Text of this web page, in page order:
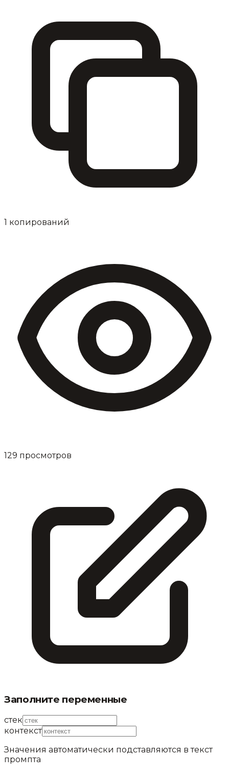
1 копирований
129 просмотров
Заполните переменные
стек
контекст
Значения автоматически подставляются в текст
промпта